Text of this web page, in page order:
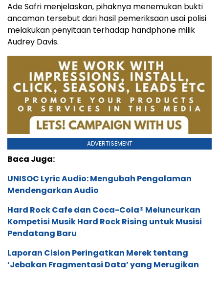
Ade Safri menjelaskan, pihaknya menemukan bukti
ancaman tersebut dari hasil pemeriksaan usai polisi
melakukan penyitaan terhadap handphone milik
Audrey Davis.
ADVERTISEMENT
Baca Juga:
UNISOC Lyric Audio: Mengubah Pengalaman
Mendengarkan Audio
Hard Rock Cafe dan Coca-Cola® Meluncurkan
Kompetisi Musik Hard Rock Rising untuk Musisi
Pendatang Baru
Laporan Cision Peringatkan Merek tentang
‘Jebakan Fragmentasi Data’ yang Merugikan